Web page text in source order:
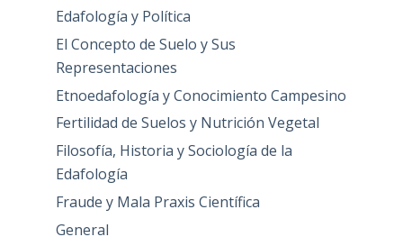
Edafología y Política
El Concepto de Suelo y Sus
Representaciones
Etnoedafología y Conocimiento Campesino
Fertilidad de Suelos y Nutrición Vegetal
Filosofía, Historia y Sociología de la
Edafología
Fraude y Mala Praxis Científica
General